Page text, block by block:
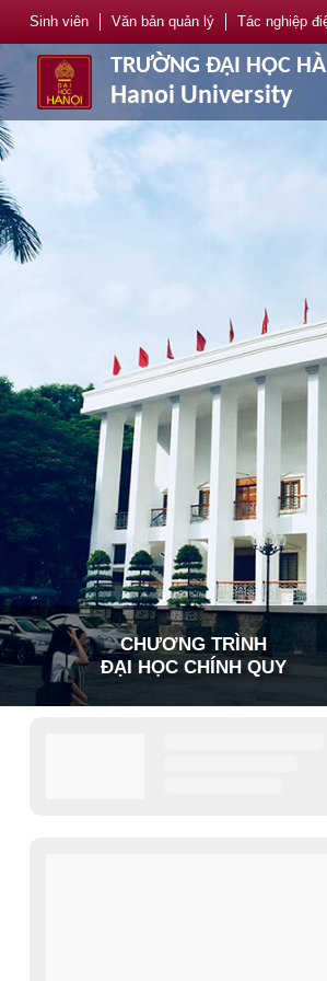
Sinh viên Văn bản quản lý Tác nghiệp
TRƯỜNG ĐẠI HỌC
Hanoi University
CHƯƠNG TRÌNH
ĐẠI HỌC CHÍNH QUY